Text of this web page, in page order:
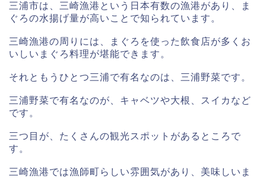
三浦市は、三崎漁港という日本有数の漁港があり、ま
ぐろの水揚げ量が高いことで知られています。
三崎漁港の周りには、まぐろを使った飲食店が多くお
いしいまぐろ料理が堪能できます。
それともうひとつ三浦で有名なのは、三浦野菜です。
三浦野菜で有名なのが、キャベツや大根、スイカなど
です。
三つ目が、たくさんの観光スポットがあるところで
す。
三崎漁港では漁師町らしい雰囲気があり、美味しいま